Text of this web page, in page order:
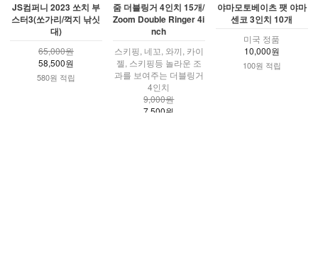
JS컴퍼니 2023 쏘치 부
스터3(쏘가리/꺽지 낚싯
대)
65,000원
58,500원
580원 적립
줌 더블링거 4인치 15개/
Zoom Double Ringer 4i
nch
스키핑, 네꼬, 와끼, 카이
젤, 스키핑등 놀라운 조
과를 보여주는 더블링거
4인치
9,000원
7,500원
야마모토베이츠 팻 야마
센코 3인치 10개
미국 정품
10,000원
100원 적립